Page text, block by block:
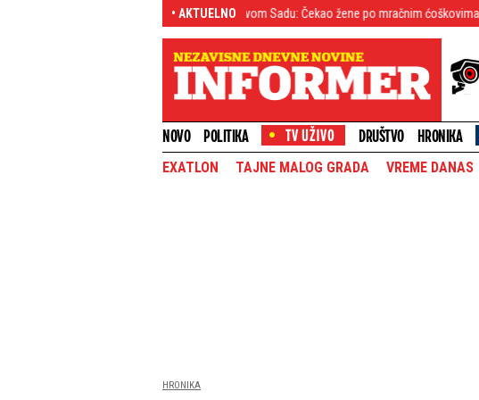
• AKTUELNO
Tinejdžer (19) sejao strah po Novom Sadu: Čekao žene po mračnim ćoškovima pa radio ovo
NOVO POLITIKA DRUŠTVO HRONIKA
EXATLON TAJNE MALOG GRADA VREME DANAS
HRONIKA